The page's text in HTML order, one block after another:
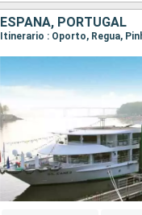
ESPAÑA, PORTUGAL
Itinerario : Oporto, Regua,